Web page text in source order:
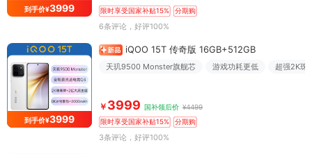
到手价¥3999
限时享受国家补贴15%
分期购
6条评论 ，好评100%
到手价¥3999
iQOO 15T 传奇版 16GB+512GB
天玑9500 Monster旗舰芯 游戏功耗更低 超强2K珠
￥ 3999 国补领后价 ¥4499
限时享受国家补贴15%
分期购
3条评论 ，好评100%